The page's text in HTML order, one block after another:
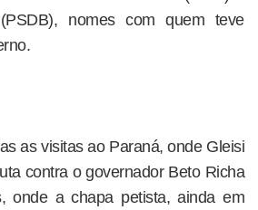
nomes com quem teve
as visitas ao Paraná, onde Gleisi
contra o governador Beto Richa
onde a chapa petista, ainda em